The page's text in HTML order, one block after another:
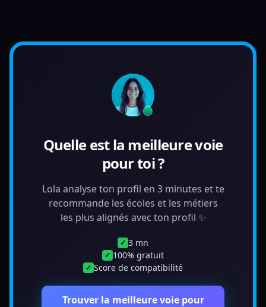
Quelle est la meilleure voie
pour toi ?
Lola analyse ton profil en 3 minutes et te
recommande les écoles et les métiers
les plus alignés avec ton profil ✨
✓ 3 mn
✓ 100% gratuit
✓ Score de compatibilité
Trouver la meilleure voie pour